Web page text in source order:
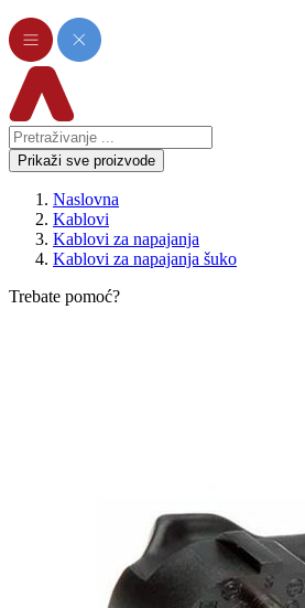
Prikaži sve proizvode
Naslovna
Kablovi
Kablovi za napajanja
Kablovi za napajanja šuko
Trebate pomoć?